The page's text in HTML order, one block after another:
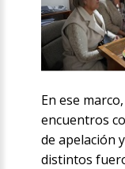
En ese
encuentros
de apelación
distintos